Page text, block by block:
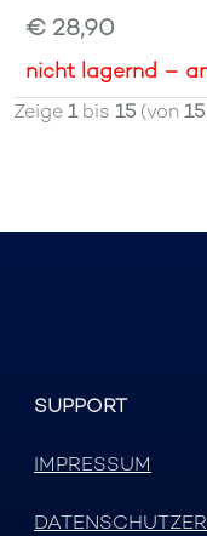
€ 28,90
nicht lagernd –
Zeige1bis15 (von15
SUPPORT
IMPRESSUM